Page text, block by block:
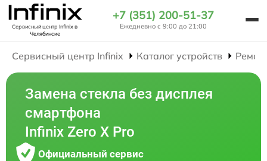
Сервисный центр Infinixв
Челябинске
+7 (351) 200-51-37
Ежедневно с 9:00 до 21:00
Сервисный центр Infinix Каталог устройств
Замена стекла без дисплея
смартфона
Infinix Zero X Pro
Официальный сервис